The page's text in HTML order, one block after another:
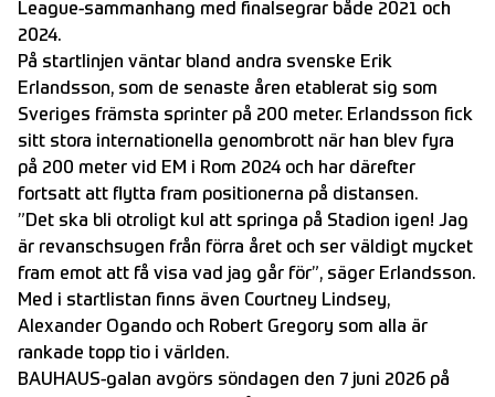
League-sammanhang med finalsegrar både 2021 och
2024.
På startlinjen väntar bland andra svenske Erik
Erlandsson, som de senaste åren etablerat sig som
Sveriges främsta sprinter på 200 meter. Erlandsson fick
sitt stora internationella genombrott när han blev fyra
på 200 meter vid EM i Rom 2024 och har därefter
fortsatt att flytta fram positionerna på distansen.
”Det ska bli otroligt kul att springa på Stadion igen! Jag
är revanschsugen från förra året och ser väldigt mycket
fram emot att få visa vad jag går för”, säger Erlandsson.
Med i startlistan finns även Courtney Lindsey,
Alexander Ogando och Robert Gregory som alla är
rankade topp tio i världen.
BAUHAUS-galan avgörs söndagen den 7 juni 2026 på